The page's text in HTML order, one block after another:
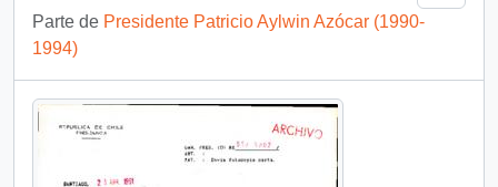
Parte de Presidente Patricio Aylwin Azócar (1990-
1994)